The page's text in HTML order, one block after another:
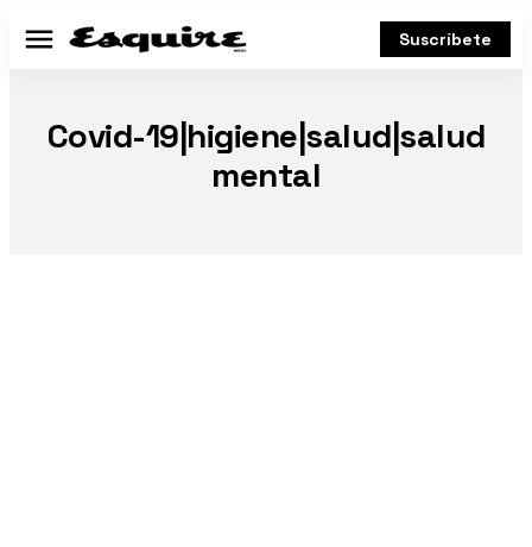
Menú Suscríbete
Covid-19|higiene|salud|salud
mental